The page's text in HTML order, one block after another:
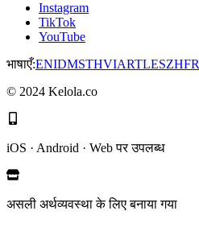
Instagram
TikTok
YouTube
भाषाएँ:ENIDMSTHVIARTLESZHFR
© 2024 Kelola.co
iOS · Android · Web पर उपलब्ध
असली अर्थव्यवस्था के लिए बनाया गया